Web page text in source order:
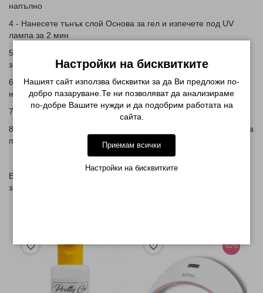
напълно
4 - Нанесете тънък слой Основа за гел и изпечете под UV
лампа за 2 мин
5 - Нанесете тънък слой от гел лака и изпечете под UV лампа
за 2 мин
6 - Нанесете втори слой от гел лака и доближете магнита до
нокътната плочка и отново изпечете
7 - Нанесете топ за гел лак изпечете под UV лампа за 2 мин
8 - Отстранете лепкавия слой чрез напоен тампон с течност за
премахване на лепкав слой
В посочената цена НЕ е включен магнит. Такъв можете да
закупите от
-52%
Настройки на бисквитките
Нашият сайт използва бисквитки за да Ви предложи по-
добро пазаруване.Те ни позволяват да анализираме
по-добре Вашите нужди и да подобрим работата на
сайта.
Приемам всички
Настройки на бисквитките